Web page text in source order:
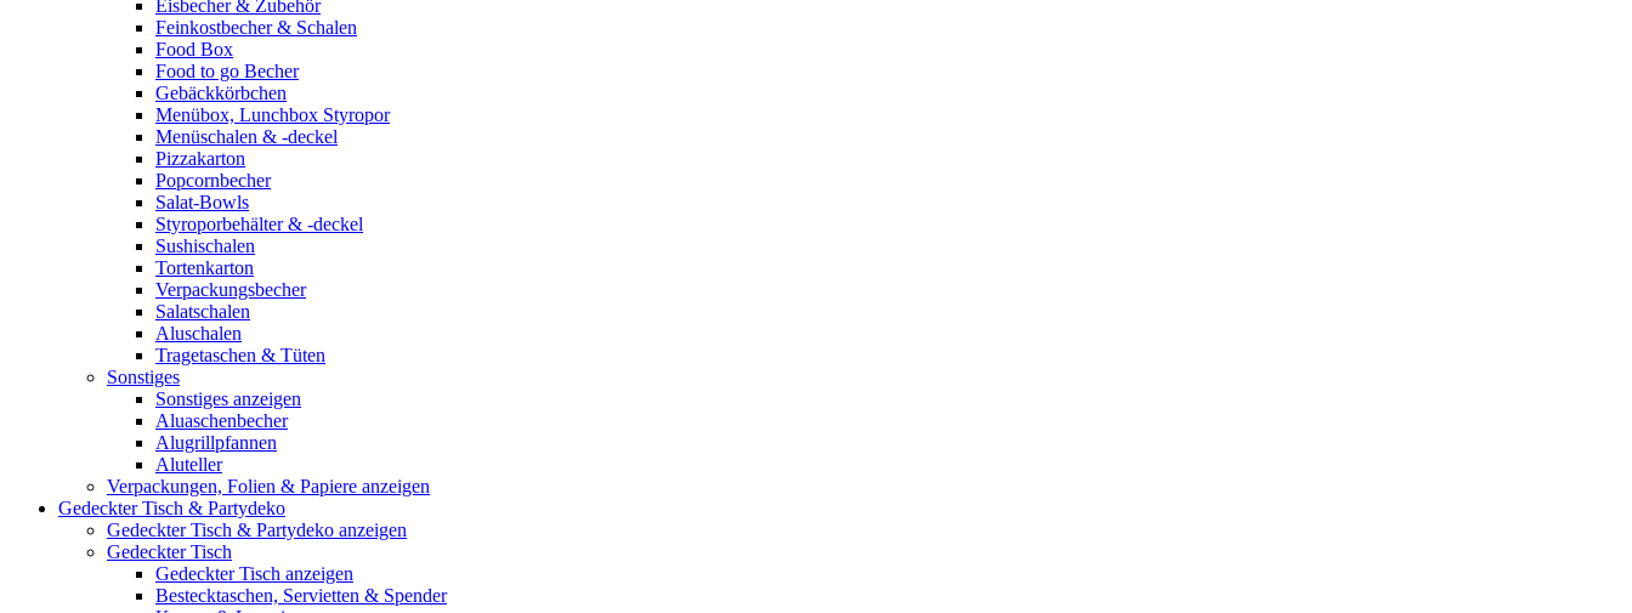
Eisbecher & Zubehör
Feinkostbecher & Schalen
Food Box
Food to go Becher
Gebäckkörbchen
Menübox, Lunchbox Styropor
Menüschalen & -deckel
Pizzakarton
Popcornbecher
Salat-Bowls
Styroporbehälter & -deckel
Sushischalen
Tortenkarton
Verpackungsbecher
Salatschalen
Aluschalen
Tragetaschen & Tüten
Sonstiges
Sonstiges anzeigen
Aluaschenbecher
Alugrillpfannen
Aluteller
Verpackungen, Folien & Papiere anzeigen
Gedeckter Tisch & Partydeko
Gedeckter Tisch & Partydeko anzeigen
Gedeckter Tisch
Gedeckter Tisch anzeigen
Bestecktaschen, Servietten & Spender